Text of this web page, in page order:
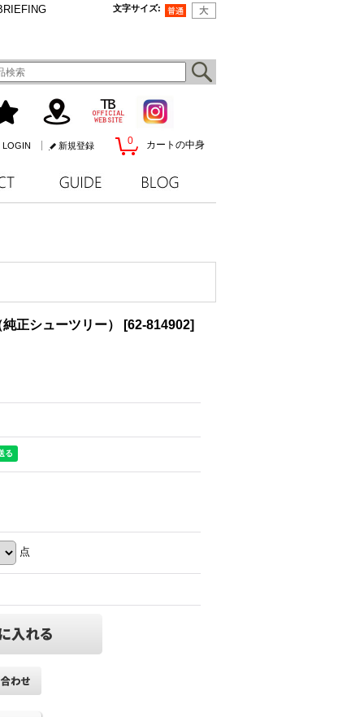
文字サイズ:
0 カートの中身
LOGIN 新規登録
正シューツリー） [62-814902]
点